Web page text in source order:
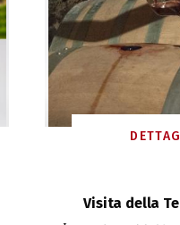
Visita della